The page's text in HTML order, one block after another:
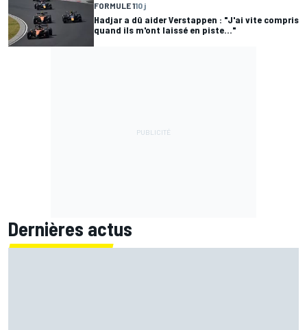
FORMULE 110 j
Hadjar a dû aider Verstappen : "J'ai vite compris
quand ils m'ont laissé en piste..."
Dernières actus